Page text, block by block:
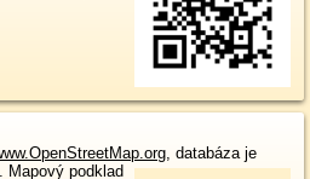
, databáza je
. Mapový podklad